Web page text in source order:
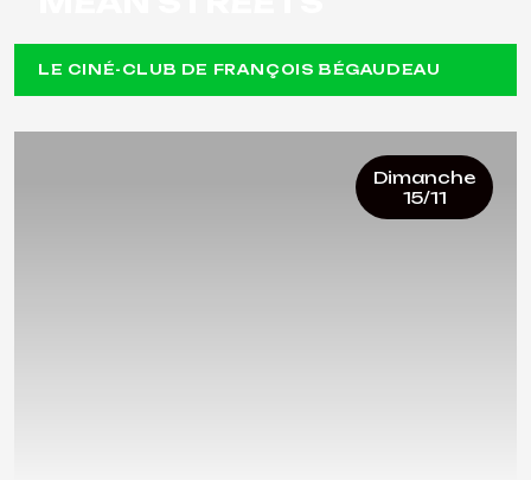
LE CINÉ-CLUB DE FRANÇOIS BÉGAUDEAU
Dimanche
15/11